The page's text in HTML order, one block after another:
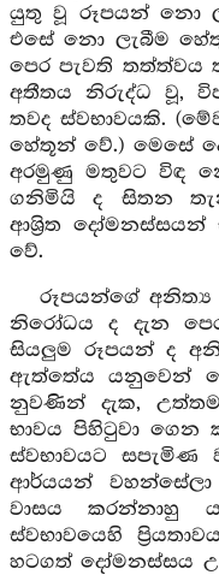
යුතු වූ රූපයන් නො
එසේ නො ලැබීම
පෙර පැවති තත්ත්වය
අතීතය නිරුද්ධ වූ,
තවද ස්වභාවයකි.
හේතූන් වේ.) මෙසේ
අරමුණු මතුවට විඳ
ගනිමියි ද සිතන
ආශ්‍රිත
වේ.
රූපයන්ගේ අනිත්‍ය
නිරෝධය ද දැන
සියලුම රූපයන් ද
ඇත්තේය යනුවෙන්
නුවණින් දැක,
භාවය පිහිටුවා
ස්වභාවයට
ආර්යයන්
වාසය
ස්වභාවයෙහි
හටගත් දෝමනස්සය